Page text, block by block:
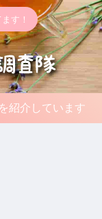
す！
紹介しています